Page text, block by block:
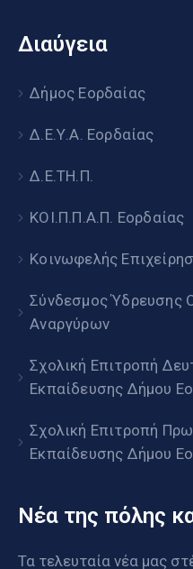
Διαύγεια
Δήμος Εορδαίας
Δ.Ε.Υ.Α. Εορδαίας
Δ.Ε.ΤΗ.Π.
ΚΟΙ.Π.Π.Α.Π. Εορδαίας
Κοινωφελής
Σύνδεσμος Ύδρευσης
Αναργύρων
Σχολική Επιτροπή
Εκπαίδευσης Δήμου
Σχολική Επιτροπή
Εκπαίδευσης Δήμου
Νέα της πόλης
Τα τελευταία νέα μας